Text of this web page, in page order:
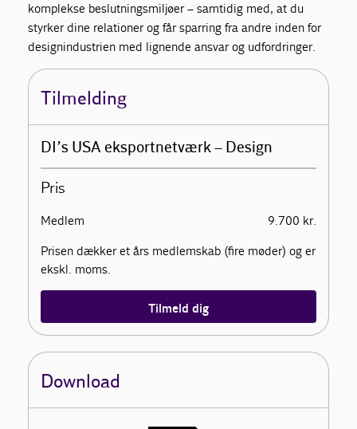
komplekse beslutningsmiljøer – samtidig med, at du
styrker dine relationer og får sparring fra andre inden for
designindustrien med lignende ansvar og udfordringer.
Tilmelding
DI’s USA eksportnetværk – Design
Pris
Medlem
9.700 kr.
Prisen dækker et års medlemskab (fire møder) og er
ekskl. moms.
Tilmeld dig
Download